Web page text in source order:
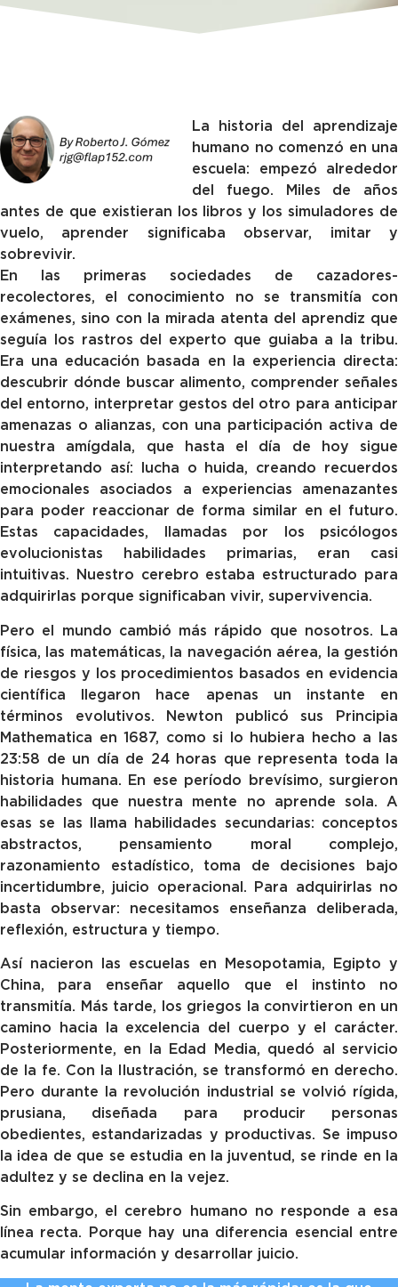
La historia del aprendizaje
humano no comenzó en una
escuela: empezó alrededor
del fuego. Miles de años
antes de que existieran los libros y los simuladores de
vuelo, aprender significaba observar, imitar y
sobrevivir.
En las primeras sociedades de cazadores-
recolectores, el conocimiento no se transmitía con
exámenes, sino con la mirada atenta del aprendiz que
seguía los rastros del experto que guiaba a la tribu.
Era una educación basada en la experiencia directa:
descubrir dónde buscar alimento, comprender señales
del entorno, interpretar gestos del otro para anticipar
amenazas o alianzas, con una participación activa de
nuestra amígdala, que hasta el día de hoy sigue
interpretando así: lucha o huida, creando recuerdos
emocionales asociados a experiencias amenazantes
para poder reaccionar de forma similar en el futuro.
Estas capacidades, llamadas por los psicólogos
evolucionistas habilidades primarias, eran casi
intuitivas. Nuestro cerebro estaba estructurado para
adquirirlas porque significaban vivir, supervivencia.
Pero el mundo cambió más rápido que nosotros. La
física, las matemáticas, la navegación aérea, la gestión
de riesgos y los procedimientos basados en evidencia
científica llegaron hace apenas un instante en
términos evolutivos. Newton publicó sus Principia
Mathematica en 1687, como si lo hubiera hecho a las
23:58 de un día de 24 horas que representa toda la
historia humana. En ese período brevísimo, surgieron
habilidades que nuestra mente no aprende sola. A
esas se las llama habilidades secundarias: conceptos
abstractos, pensamiento moral complejo,
razonamiento estadístico, toma de decisiones bajo
incertidumbre, juicio operacional. Para adquirirlas no
basta observar: necesitamos enseñanza deliberada,
reflexión, estructura y tiempo.
Así nacieron las escuelas en Mesopotamia, Egipto y
China, para enseñar aquello que el instinto no
transmitía. Más tarde, los griegos la convirtieron en un
camino hacia la excelencia del cuerpo y el carácter.
Posteriormente, en la Edad Media, quedó al servicio
de la fe. Con la Ilustración, se transformó en derecho.
Pero durante la revolución industrial se volvió rígida,
prusiana, diseñada para producir personas
obedientes, estandarizadas y productivas. Se impuso
la idea de que se estudia en la juventud, se rinde en la
adultez y se declina en la vejez.
Sin embargo, el cerebro humano no responde a esa
línea recta. Porque hay una diferencia esencial entre
acumular información y desarrollar juicio.